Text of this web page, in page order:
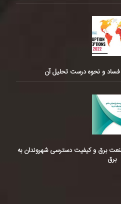
و نحوه درست تحلیل آن
برق و کیفیت دسترسی شهروندان به
برق